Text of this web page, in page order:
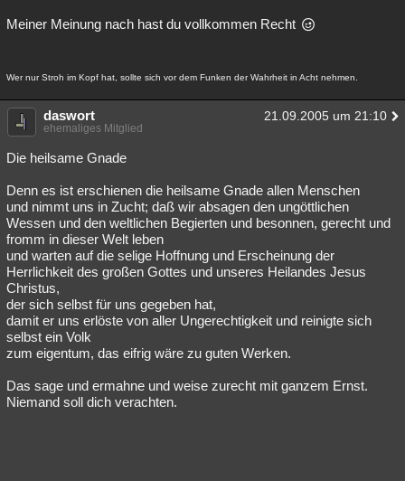
Meiner Meinung nach hast du vollkommen Recht
Wer nur Stroh im Kopf hat, sollte sich vor dem Funken der Wahrheit in Acht nehmen.
daswort 21.09.2005 um 21:10
ehemaliges Mitglied
Die heilsame Gnade
Denn es ist erschienen die heilsame Gnade allen Menschen
und nimmt uns in Zucht; daß wir absagen den ungöttlichen
Wessen und den weltlichen Begierten und besonnen, gerecht und
fromm in dieser Welt leben
und warten auf die selige Hoffnung und Erscheinung der
Herrlichkeit des großen Gottes und unseres Heilandes Jesus
Christus,
der sich selbst für uns gegeben hat,
damit er uns erlöste von aller Ungerechtigkeit und reinigte sich
selbst ein Volk
zum eigentum, das eifrig wäre zu guten Werken.
Das sage und ermahne und weise zurecht mit ganzem Ernst.
Niemand soll dich verachten.